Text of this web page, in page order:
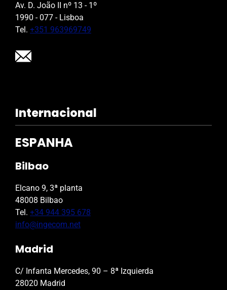
Av. D. João II nº 13 - 1º
1990 - 077 - Lisboa
Tel. +351 963969749
Internacional
ESPANHA
Bilbao
Elcano 9, 3ª planta
48008 Bilbao
Tel. +34 944 395 678
info@ingecom.net
Madrid
C/ Infanta Mercedes, 90 – 8ª Izquierda
28020 Madrid